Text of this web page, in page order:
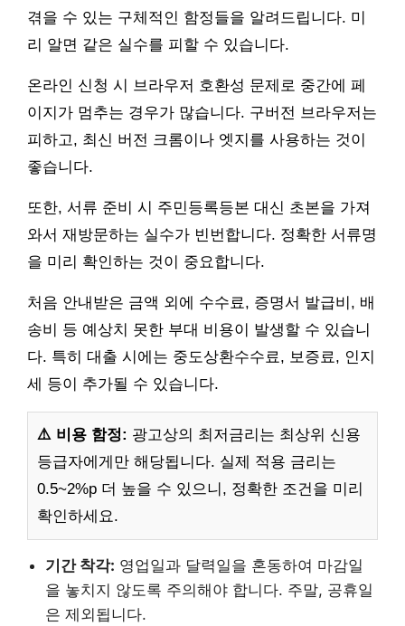
겪을 수 있는 구체적인 함정들을 알려드립니다. 미
리 알면 같은 실수를 피할 수 있습니다.
온라인 신청 시 브라우저 호환성 문제로 중간에 페
이지가 멈추는 경우가 많습니다. 구버전 브라우저는
피하고, 최신 버전 크롬이나 엣지를 사용하는 것이
좋습니다.
또한, 서류 준비 시 주민등록등본 대신 초본을 가져
와서 재방문하는 실수가 빈번합니다. 정확한 서류명
을 미리 확인하는 것이 중요합니다.
처음 안내받은 금액 외에 수수료, 증명서 발급비, 배
송비 등 예상치 못한 부대 비용이 발생할 수 있습니
다. 특히 대출 시에는 중도상환수수료, 보증료, 인지
세 등이 추가될 수 있습니다.
⚠️ 비용 함정: 광고상의 최저금리는 최상위 신용
등급자에게만 해당됩니다. 실제 적용 금리는
0.5~2%p 더 높을 수 있으니, 정확한 조건을 미리
확인하세요.
기간 착각: 영업일과 달력일을 혼동하여 마감일
을 놓치지 않도록 주의해야 합니다. 주말, 공휴일
은 제외됩니다.